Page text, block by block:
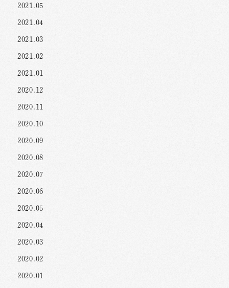
2021.05
2021.04
2021.03
2021.02
2021.01
2020.12
2020.11
2020.10
2020.09
2020.08
2020.07
2020.06
2020.05
2020.04
2020.03
2020.02
2020.01